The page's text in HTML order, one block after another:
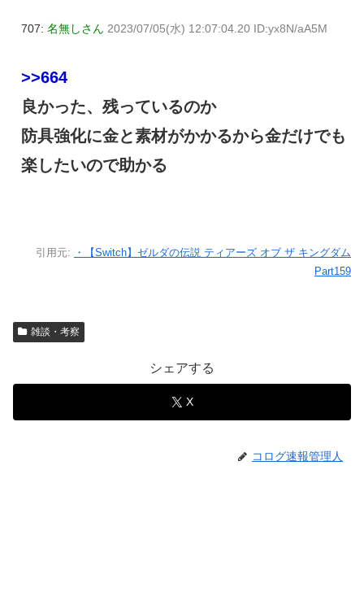
707: 名無しさん 2023/07/05(水) 12:07:04.20 ID:yx8N/aA5M
>>664
良かった、残っているのか
防具強化に金と素材がかかるから金だけでも
楽したいので助かる
引用元:
・【Switch】ゼルダの伝説 ティアーズ オブ ザ キングダム
Part159
雑談・考察
シェアする
X
コログ速報管理人